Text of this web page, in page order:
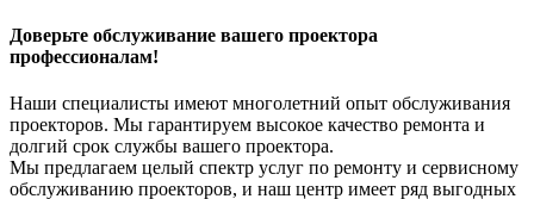
Доверьте обслуживание вашего проектора
профессионалам!
Наши специалисты имеют многолетний опыт обслуживания
проекторов. Мы гарантируем высокое качество ремонта и
долгий срок службы вашего проектора.
Мы предлагаем целый спектр услуг по ремонту и сервисному
обслуживанию проекторов, и наш центр имеет ряд выгодных